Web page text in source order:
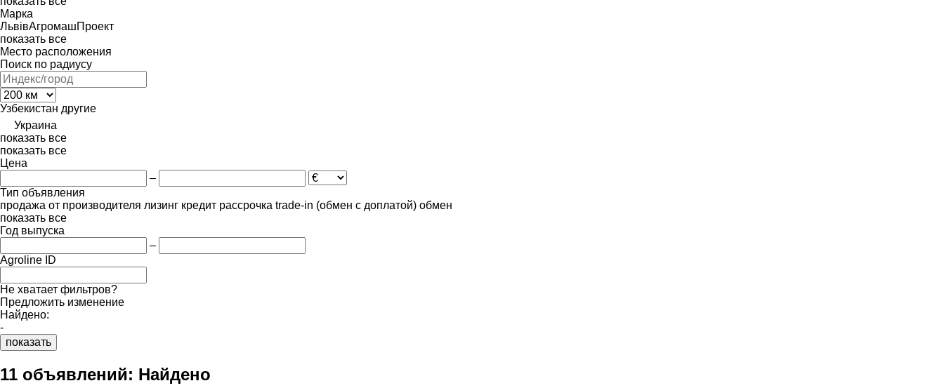
Марка
ЛьвівАгромашПроект
показать все
Место расположения
Поиск по радиусу
Узбекистан другие
Украина
показать все
показать все
Цена
–
Тип объявления
продажа от производителя лизинг кредит рассрочка trade-in (обмен с доплатой) обмен
показать все
Год выпуска
–
Agroline ID
Не хватает фильтров?
Предложить изменение
Найдено:
-
показать
11 объявлений: Найдено